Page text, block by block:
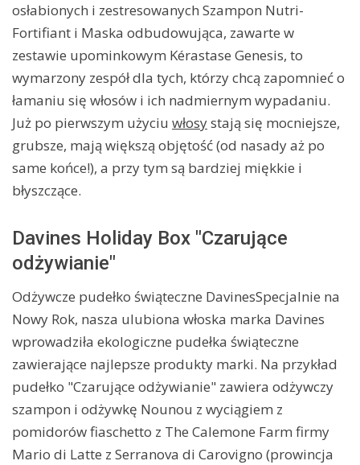
osłabionych i zestresowanych Szampon Nutri-
Fortifiant i Maska odbudowująca, zawarte w
zestawie upominkowym Kérastase Genesis, to
wymarzony zespół dla tych, którzy chcą zapomnieć o
łamaniu się włosów i ich nadmiernym wypadaniu.
Już po pierwszym użyciu włosystają się mocniejsze,
grubsze, mają większą objętość (od nasady aż po
same końce!), a przy tym są bardziej miękkie i
błyszczące.
Davines Holiday Box "Czarujące
odżywianie"
Odżywcze pudełko świąteczne DavinesSpecjalnie na
Nowy Rok, nasza ulubiona włoska marka Davines
wprowadziła ekologiczne pudełka świąteczne
zawierające najlepsze produkty marki. Na przykład
pudełko "Czarujące odżywianie" zawiera odżywczy
szampon i odżywkę Nounou z wyciągiem z
pomidorów fiaschetto z The Calemone Farm firmy
Mario di Latte z Serranova di Carovigno (prowincja